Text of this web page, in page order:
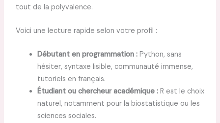
tout de la polyvalence.
Voici une lecture rapide selon votre profil :
Débutant en programmation :Python, sans
hésiter, syntaxe lisible, communauté immense,
tutoriels en français.
Étudiant ou chercheur académique :R est le choix
naturel, notamment pour la biostatistique ou les
sciences sociales.